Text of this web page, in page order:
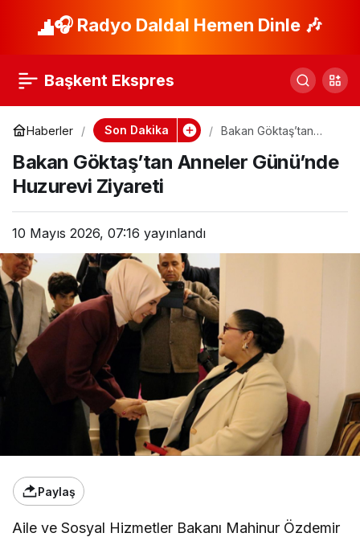
🎧 Radyo Daldal Hemen Dinle 🎶
Başkent Ekspres
Haberler Son Dakika
Bakan Göktaş’tan
Huzurevi Ziyareti
Bakan Göktaş’tan Anneler Günü’nde
Huzurevi Ziyareti
10 Mayıs 2026, 07:16 yayınlandı
Paylaş
Aile ve Sosyal Hizmetler Bakanı Mahinur Özdemir
Okan Buruk,
Kırdı!
Paylaş